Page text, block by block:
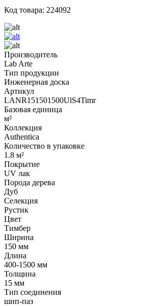
Код товара: 224092
Производитель
Lab Arte
Тип продукции
Инженерная доска
Артикул
LANR151501500UlS4Timr
Базовая единица
м²
Коллекция
Authentica
Количество в упаковке
1.8 м²
Покрытие
UV лак
Порода дерева
Дуб
Селекция
Рустик
Цвет
Тимбер
Ширина
150 мм
Длина
400-1500 мм
Толщина
15 мм
Тип соединения
шип-паз